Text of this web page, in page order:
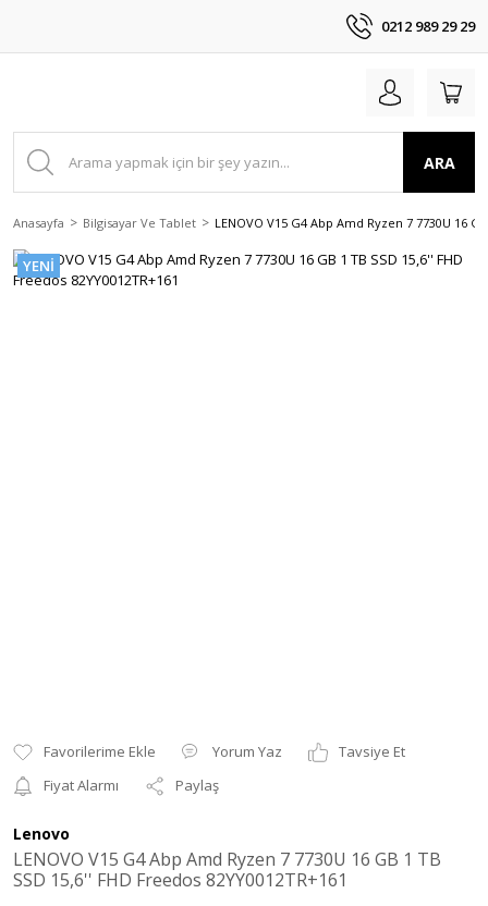
0212 989 29 29
ARA
Anasayfa Bilgisayar Ve Tablet LENOVO V15 G4 Abp Amd Ryzen 7 7730U 16
YENİ
Yorum Yaz
Tavsiye Et
Fiyat Alarmı
Paylaş
Lenovo
LENOVO V15 G4 Abp Amd Ryzen 7 7730U 16 GB 1 TB
SSD 15,6'' FHD Freedos 82YY0012TR+161